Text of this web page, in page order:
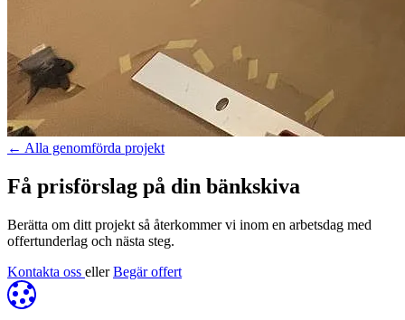
← Alla genomförda projekt
Få prisförslag på din bänkskiva
Berätta om ditt projekt så återkommer vi inom en arbetsdag med
offertunderlag och nästa steg.
Kontakta oss eller Begär offert